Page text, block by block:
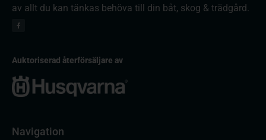
av allt du kan tänkas behöva till din båt, skog & trädgård.
Auktoriserad återförsäljare av
Navigation